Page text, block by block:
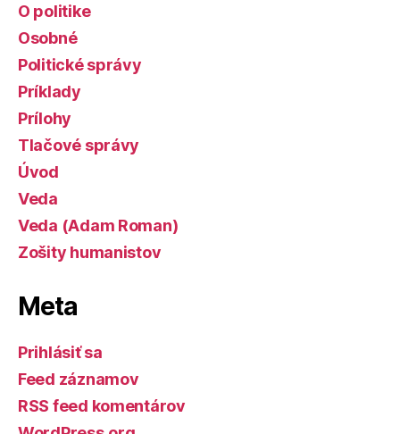
O politike
Osobné
Politické správy
Príklady
Prílohy
Tlačové správy
Úvod
Veda
Veda (Adam Roman)
Zošity humanistov
Meta
Prihlásiť sa
Feed záznamov
RSS feed komentárov